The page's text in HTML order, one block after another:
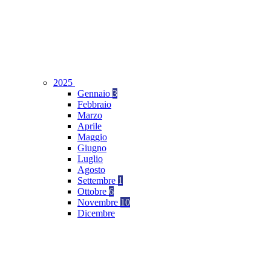
2025
Gennaio 3
Febbraio
Marzo
Aprile
Maggio
Giugno
Luglio
Agosto
Settembre 1
Ottobre 6
Novembre 10
Dicembre